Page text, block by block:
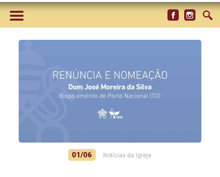
PORTO NACIONAL (TO)
01/06 Notícias da Igreja